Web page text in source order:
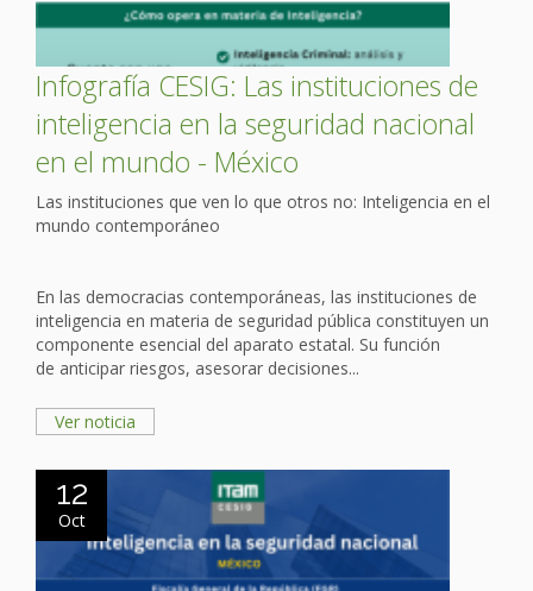
Infografía CESIG: Las instituciones de
inteligencia en la seguridad nacional
en el mundo - México
Las instituciones que ven lo que otros no: Inteligencia en el
mundo contemporáneo
En las democracias contemporáneas, las instituciones de
inteligencia en materia de seguridad pública constituyen un
componente esencial del aparato estatal. Su función
de anticipar riesgos, asesorar decisiones...
Ver noticia
12
Oct